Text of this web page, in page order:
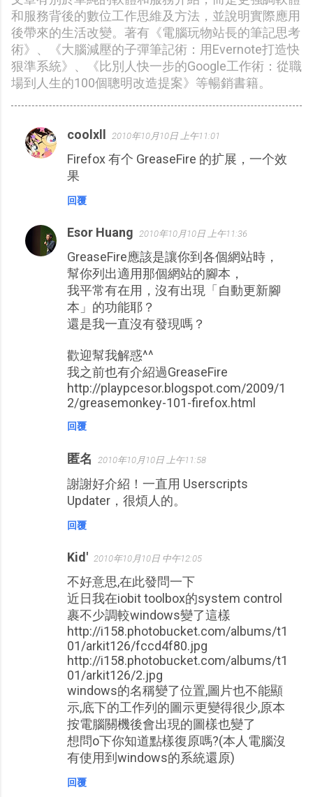
和服務背後的數位工作思維及方法，並說明實際應用
後帶來的生活改變。著有《電腦玩物站長的筆記思考
術》、《大腦減壓的子彈筆記術：用Evernote打造快
狠準系統》、《比別人快一步的Google工作術：從職
場到人生的100個聰明改造提案》等暢銷書籍。
留
言
coolxll 2010年10月10日 上午11:01
Firefox 有个 GreaseFire 的扩展，一个效
果
回覆
Esor Huang 2010年10月10日 上午11:36
GreaseFire應該是讓你到各個網站時，
幫你列出適用那個網站的腳本，
我平常有在用，沒有出現「自動更新腳
本」的功能耶？
還是我一直沒有發現嗎？
歡迎幫我解惑^^
我之前也有介紹過GreaseFire
http://playpcesor.blogspot.com/2009/1
2/greasemonkey-101-firefox.html
回覆
匿名 2010年10月10日 上午11:58
謝謝好介紹！一直用 Userscripts
Updater，很煩人的。
回覆
Kid' 2010年10月10日 中午12:05
不好意思,在此發問一下
近日我在iobit toolbox的system control
裹不少調較windows變了這樣
http://i158.photobucket.com/albums/t1
01/arkit126/fccd4f80.jpg
http://i158.photobucket.com/albums/t1
01/arkit126/2.jpg
windows的名稱變了位置,圖片也不能顯
示,底下的工作列的圖示更變得很少,原本
按電腦關機後會出現的圖樣也變了
想問o下你知道點樣復原嗎?(本人電腦沒
有使用到windows的系統還原)
回覆